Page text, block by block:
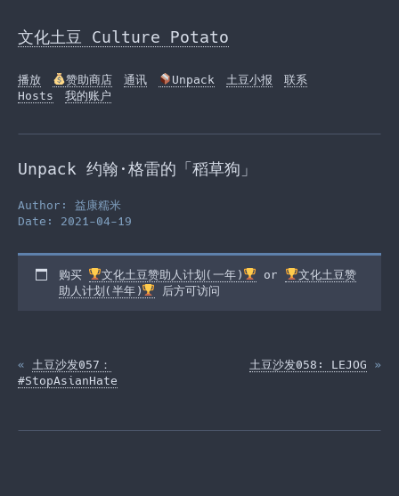
to
the
文化土豆 Culture Potato
播放 赞助商店 通讯 Unpack 土豆小报
联系
Hosts
我的账户
Unpack 约翰·格雷的「稻草狗」
Author: 益康糯米
Date: 2021-04-19
购买 文化土豆赞助人计划(一年) or
文化土豆赞
助人计划(半年)
后方可访问
« 土豆沙发057：
#StopAsianHate
土豆沙发058: LEJOG »